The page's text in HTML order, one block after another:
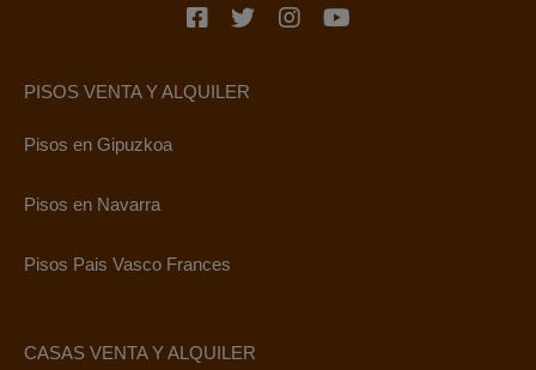
PISOS VENTA Y ALQUILER
Pisos en Gipuzkoa
Pisos en Navarra
Pisos Pais Vasco Frances
CASAS VENTA Y ALQUILER